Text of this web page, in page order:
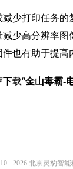
少打印任务
少高分辨率
也有助于提高
载“金山毒霸-
- 2026 北京灵豹智